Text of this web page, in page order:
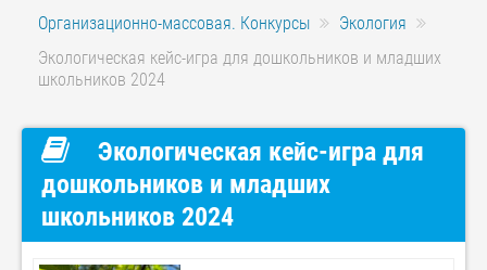
Организационно-массовая. Конкурсы
Экология
Экологическая кейс-игра для дошкольников и младших
школьников 2024
Экологическая кейс-игра для
дошкольников и младших
школьников 2024